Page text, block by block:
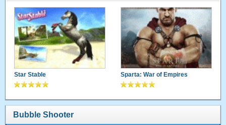
Star Stable Sparta: War of Empires
Bubble Shooter